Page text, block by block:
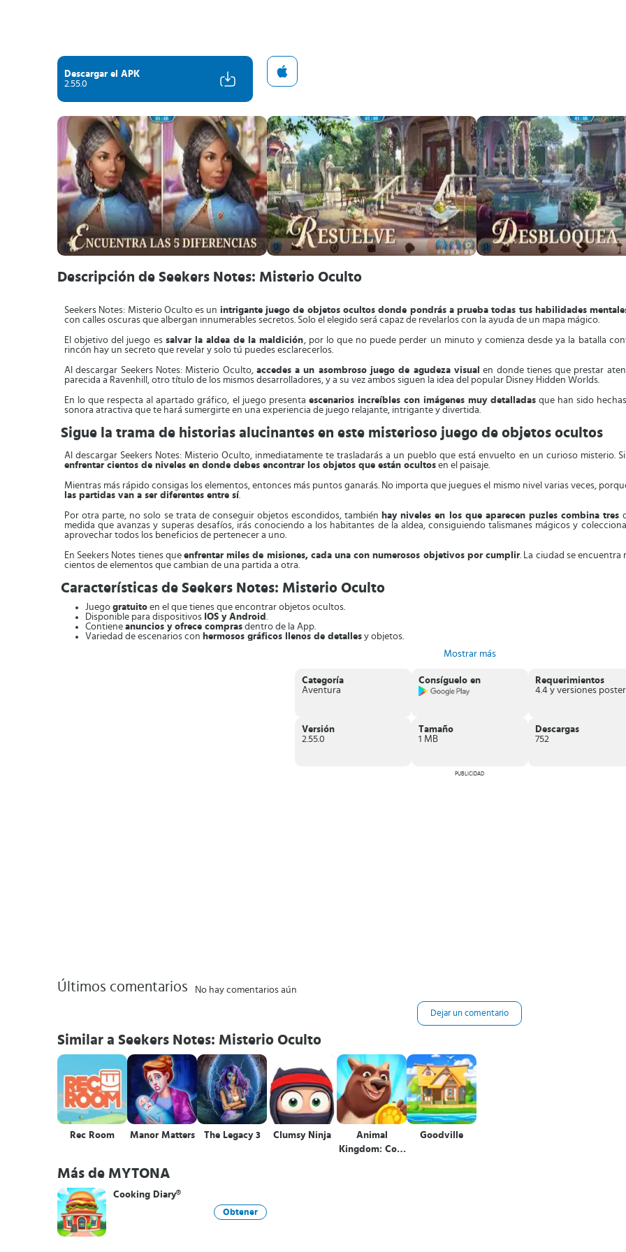
Descargar el APK
2.55.0
Descripción de Seekers Notes: Misterio Oculto
Seekers Notes: Misterio Oculto es un intrigante juego de objetos ocultos donde pondrás a prueba todas tus habilidades
con calles oscuras que albergan innumerables secretos. Solo el elegido será capaz de revelarlos con la ayuda de un mapa mágico.
El objetivo del juego es salvar la aldea de la maldición, por lo que no puede perder un minuto y comienza desde ya la batalla
rincón hay un secreto que revelar y solo tú puedes esclarecerlos.
Al descargar Seekers Notes: Misterio Oculto, accedes a un asombroso juego de agudeza visual en donde tienes que prestar
parecida a Ravenhill, otro título de los mismos desarrolladores, y a su vez ambos siguen la idea del popular Disney Hidden Worlds.
En lo que respecta al apartado gráfico, el juego presenta escenarios increíbles con imágenes muy detalladas que han sido
sonora atractiva que te hará sumergirte en una experiencia de juego relajante, intrigante y divertida.
Sigue la trama de historias alucinantes en este misterioso juego de objetos ocultos
Al descargar Seekers Notes: Misterio Oculto, inmediatamente te trasladarás a un pueblo que está envuelto en un curioso misterio.
enfrentar cientos de niveles en donde debes encontrar los objetos que están ocultos en el paisaje.
Mientras más rápido consigas los elementos, entonces más puntos ganarás. No importa que juegues el mismo nivel varias veces,
las partidas van a ser diferentes entre sí.
Por otra parte, no solo se trata de conseguir objetos escondidos, también hay niveles en los que aparecen puzles combina tres
medida que avanzas y superas desafíos, irás conociendo a los habitantes de la aldea, consiguiendo talismanes mágicos y
aprovechar todos los beneficios de pertenecer a uno.
En Seekers Notes tienes queenfrentar miles de misiones, cada una con numerosos objetivos por cumplir. La ciudad se encuentra
cientos de elementos que cambian de una partida a otra.
Características de Seekers Notes: Misterio Oculto
Juego gratuito en el que tienes que encontrar objetos ocultos.
Disponible para dispositivos IOS y Android .
Contiene anuncios y ofrece compras dentro de la App.
Variedad de escenarios con hermosos gráficos llenos de detalles y objetos.
Seekers Notes: Misterio Oculto es un juego de objetos ocultos o “hidden object game”
que posee una
Mostrar más
Categoría
Aventura
Consíguelo en
Requerimientos
Versión
2.55.0
Tamaño
1 MB
Descargas
752
PUBLICIDAD
Últimos comentarios No hay comentarios aún
Dejar un comentario
Similar a Seekers Notes: Misterio Oculto
Rec Room Manor Matters The Legacy 3 Clumsy Ninja
Animal
Kingdom: Coin
Goodville
Más de MYTONA
Cooking Diary®
Obtener